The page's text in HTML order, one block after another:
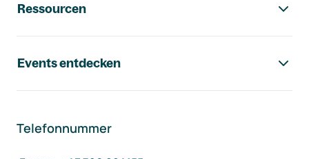
Ressourcen
Events entdecken
Telefonnummer